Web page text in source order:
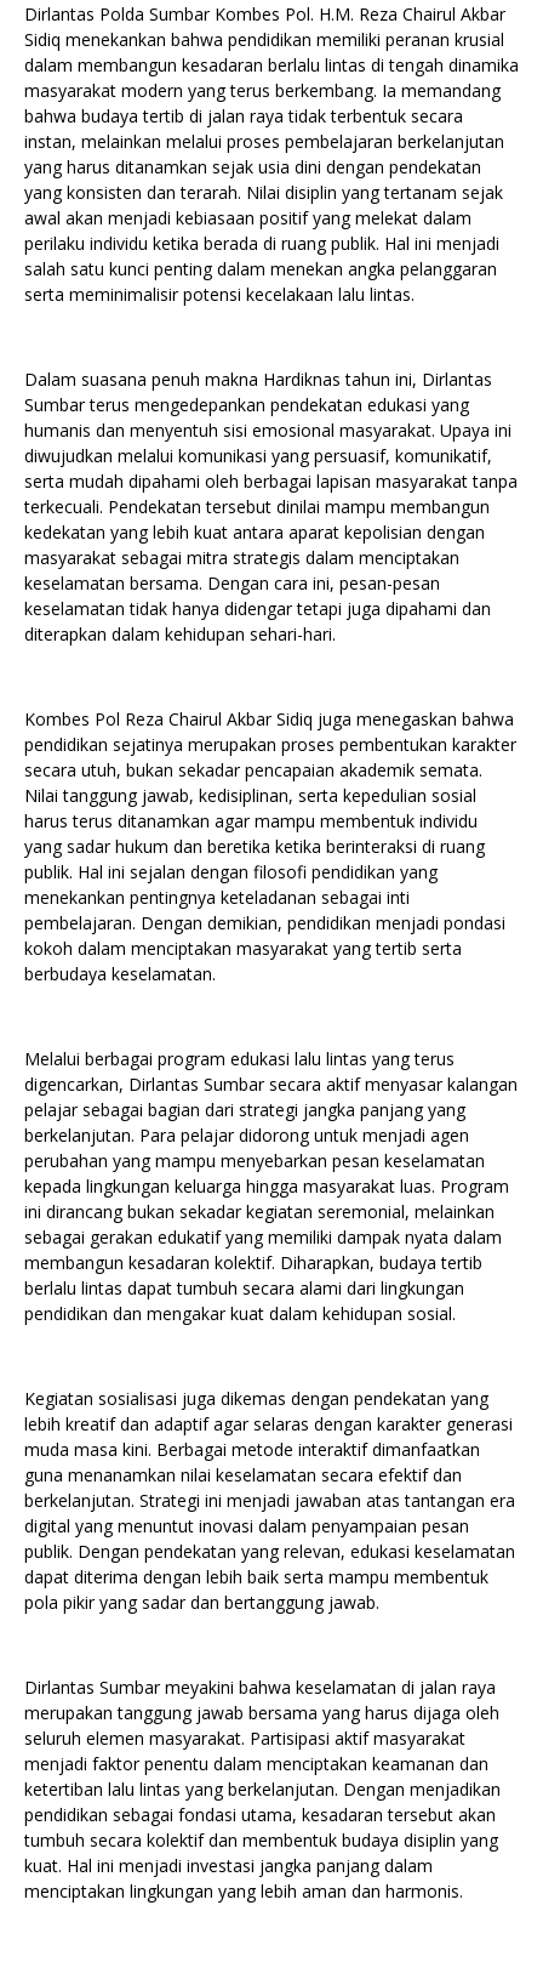
Dirlantas Polda Sumbar Kombes Pol. H.M. Reza Chairul Akbar
Sidiq menekankan bahwa pendidikan memiliki peranan krusial
dalam membangun kesadaran berlalu lintas di tengah dinamika
masyarakat modern yang terus berkembang. Ia memandang
bahwa budaya tertib di jalan raya tidak terbentuk secara
instan, melainkan melalui proses pembelajaran berkelanjutan
yang harus ditanamkan sejak usia dini dengan pendekatan
yang konsisten dan terarah. Nilai disiplin yang tertanam sejak
awal akan menjadi kebiasaan positif yang melekat dalam
perilaku individu ketika berada di ruang publik. Hal ini menjadi
salah satu kunci penting dalam menekan angka pelanggaran
serta meminimalisir potensi kecelakaan lalu lintas.
Dalam suasana penuh makna Hardiknas tahun ini, Dirlantas
Sumbar terus mengedepankan pendekatan edukasi yang
humanis dan menyentuh sisi emosional masyarakat. Upaya ini
diwujudkan melalui komunikasi yang persuasif, komunikatif,
serta mudah dipahami oleh berbagai lapisan masyarakat tanpa
terkecuali. Pendekatan tersebut dinilai mampu membangun
kedekatan yang lebih kuat antara aparat kepolisian dengan
masyarakat sebagai mitra strategis dalam menciptakan
keselamatan bersama. Dengan cara ini, pesan-pesan
keselamatan tidak hanya didengar tetapi juga dipahami dan
diterapkan dalam kehidupan sehari-hari.
Kombes Pol Reza Chairul Akbar Sidiq juga menegaskan bahwa
pendidikan sejatinya merupakan proses pembentukan karakter
secara utuh, bukan sekadar pencapaian akademik semata.
Nilai tanggung jawab, kedisiplinan, serta kepedulian sosial
harus terus ditanamkan agar mampu membentuk individu
yang sadar hukum dan beretika ketika berinteraksi di ruang
publik. Hal ini sejalan dengan filosofi pendidikan yang
menekankan pentingnya keteladanan sebagai inti
pembelajaran. Dengan demikian, pendidikan menjadi pondasi
kokoh dalam menciptakan masyarakat yang tertib serta
berbudaya keselamatan.
Melalui berbagai program edukasi lalu lintas yang terus
digencarkan, Dirlantas Sumbar secara aktif menyasar kalangan
pelajar sebagai bagian dari strategi jangka panjang yang
berkelanjutan. Para pelajar didorong untuk menjadi agen
perubahan yang mampu menyebarkan pesan keselamatan
kepada lingkungan keluarga hingga masyarakat luas. Program
ini dirancang bukan sekadar kegiatan seremonial, melainkan
sebagai gerakan edukatif yang memiliki dampak nyata dalam
membangun kesadaran kolektif. Diharapkan, budaya tertib
berlalu lintas dapat tumbuh secara alami dari lingkungan
pendidikan dan mengakar kuat dalam kehidupan sosial.
Kegiatan sosialisasi juga dikemas dengan pendekatan yang
lebih kreatif dan adaptif agar selaras dengan karakter generasi
muda masa kini. Berbagai metode interaktif dimanfaatkan
guna menanamkan nilai keselamatan secara efektif dan
berkelanjutan. Strategi ini menjadi jawaban atas tantangan era
digital yang menuntut inovasi dalam penyampaian pesan
publik. Dengan pendekatan yang relevan, edukasi keselamatan
dapat diterima dengan lebih baik serta mampu membentuk
pola pikir yang sadar dan bertanggung jawab.
Dirlantas Sumbar meyakini bahwa keselamatan di jalan raya
merupakan tanggung jawab bersama yang harus dijaga oleh
seluruh elemen masyarakat. Partisipasi aktif masyarakat
menjadi faktor penentu dalam menciptakan keamanan dan
ketertiban lalu lintas yang berkelanjutan. Dengan menjadikan
pendidikan sebagai fondasi utama, kesadaran tersebut akan
tumbuh secara kolektif dan membentuk budaya disiplin yang
kuat. Hal ini menjadi investasi jangka panjang dalam
menciptakan lingkungan yang lebih aman dan harmonis.